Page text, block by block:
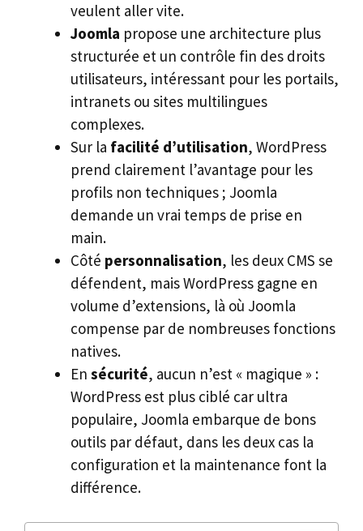
veulent aller vite.
Joomla propose une architecture plus
structurée et un contrôle fin des droits
utilisateurs, intéressant pour les portails,
intranets ou sites multilingues
complexes.
Sur la facilité d’utilisation, WordPress
prend clairement l’avantage pour les
profils non techniques ; Joomla
demande un vrai temps de prise en
main.
Côté personnalisation, les deux CMS se
défendent, mais WordPress gagne en
volume d’extensions, là où Joomla
compense par de nombreuses fonctions
natives.
En sécurité, aucun n’est « magique » :
WordPress est plus ciblé car ultra
populaire, Joomla embarque de bons
outils par défaut, dans les deux cas la
configuration et la maintenance font la
différence.